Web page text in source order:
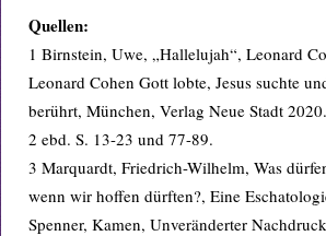
Quellen:
1 Birnstein, Uwe, „Hallelujah“, Leonard
Leonard Cohen Gott lobte, Jesus suchte
berührt, München, Verlag Neue Stadt 2020.
2 ebd. S. 13-23 und 77-89.
3 Marquardt, Friedrich-Wilhelm, Was
wenn wir hoffen dürften?, Eine
Spenner, Kamen, Unveränderter